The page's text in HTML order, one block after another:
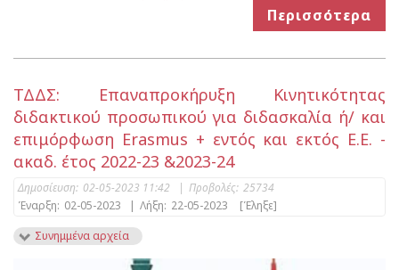
Περισσότερα
ΤΔΔΣ: Επαναπροκήρυξη Κινητικότητας
διδακτικού προσωπικού για διδασκαλία ή/ και
επιμόρφωση Erasmus + εντός και εκτός Ε.Ε. -
ακαδ. έτος 2022-23 &2023-24
Δημοσίευση: 02-05-2023 11:42 | Προβολές: 25734
Έναρξη: 02-05-2023 | Λήξη: 22-05-2023
[Έληξε]
Συνημμένα αρχεία